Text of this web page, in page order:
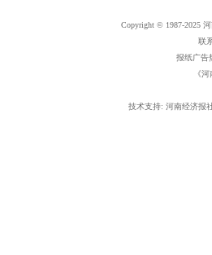
Copyright © 1987-2025
联
报纸广告
《
技术支持: 河南经济